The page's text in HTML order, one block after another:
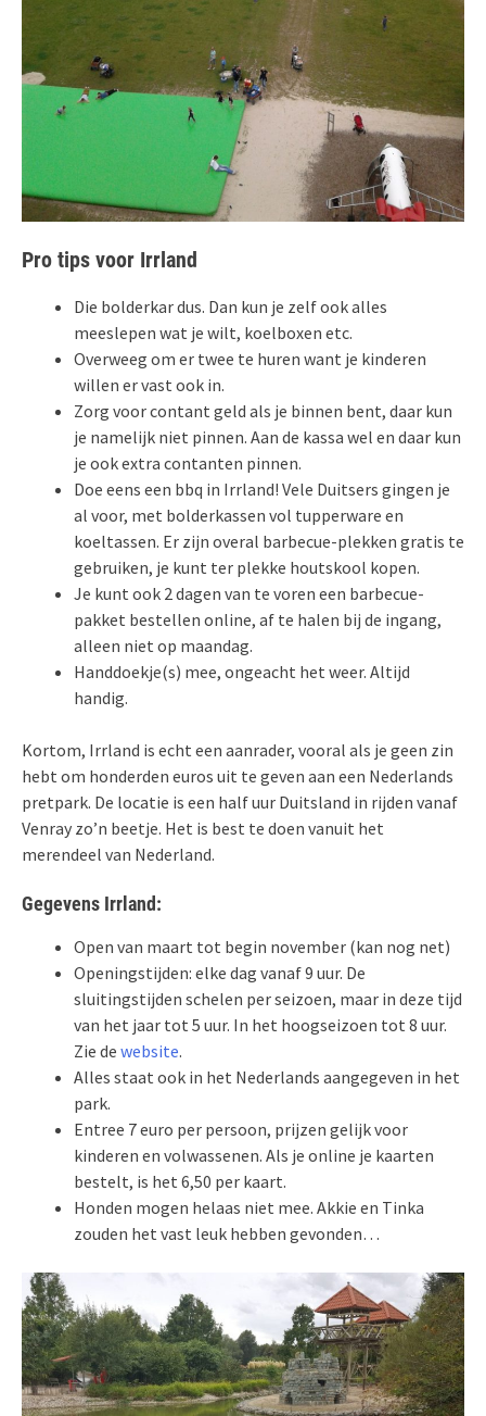
Pro tips voor Irrland
Die bolderkar dus. Dan kun je zelf ook alles
meeslepen wat je wilt, koelboxen etc.
Overweeg om er twee te huren want je kinderen
willen er vast ook in.
Zorg voor contant geld als je binnen bent, daar kun
je namelijk niet pinnen. Aan de kassa wel en daar kun
je ook extra contanten pinnen.
Doe eens een bbq in Irrland! Vele Duitsers gingen je
al voor, met bolderkassen vol tupperware en
koeltassen. Er zijn overal barbecue-plekken gratis te
gebruiken, je kunt ter plekke houtskool kopen.
Je kunt ook 2 dagen van te voren een barbecue-
pakket bestellen online, af te halen bij de ingang,
alleen niet op maandag.
Handdoekje(s) mee, ongeacht het weer. Altijd
handig.
Kortom, Irrland is echt een aanrader, vooral als je geen zin
hebt om honderden euros uit te geven aan een Nederlands
pretpark. De locatie is een half uur Duitsland in rijden vanaf
Venray zo’n beetje. Het is best te doen vanuit het
merendeel van Nederland.
Gegevens Irrland:
Open van maart tot begin november (kan nog net)
Openingstijden: elke dag vanaf 9 uur. De
sluitingstijden schelen per seizoen, maar in deze tijd
van het jaar tot 5 uur. In het hoogseizoen tot 8 uur.
Zie de website.
Alles staat ook in het Nederlands aangegeven in het
park.
Entree 7 euro per persoon, prijzen gelijk voor
kinderen en volwassenen. Als je online je kaarten
bestelt, is het 6,50 per kaart.
Honden mogen helaas niet mee. Akkie en Tinka
zouden het vast leuk hebben gevonden…